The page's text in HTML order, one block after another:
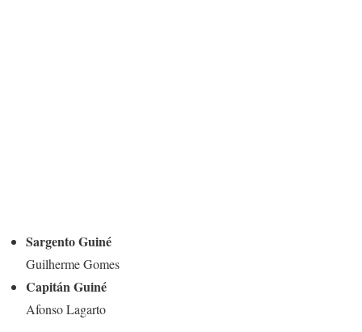
Sargento Guiné
Guilherme Gomes
Capitán Guiné
Afonso Lagarto